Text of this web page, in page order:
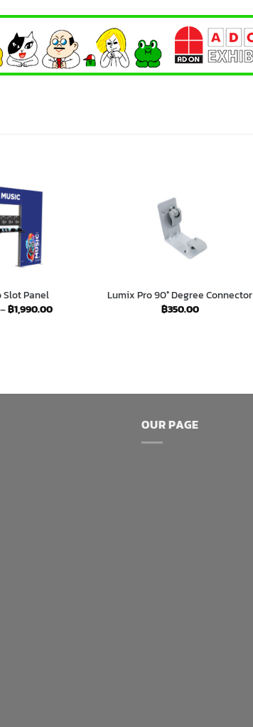
Slot Panel
–฿1,990.00Price
Lumix Pro 90° Degree Connector
฿350.00
OUR PAGE